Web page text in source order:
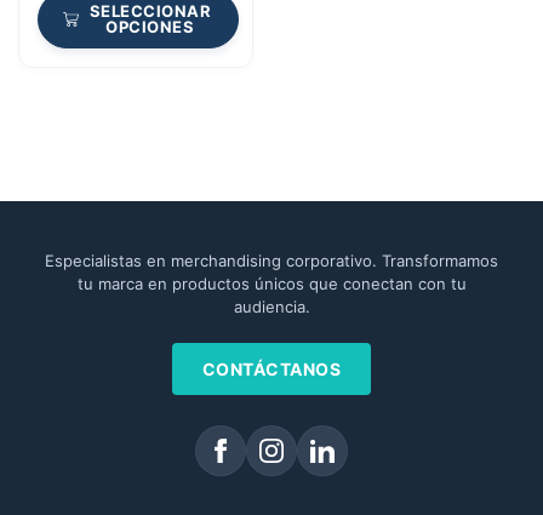
SELECCIONAR
OPCIONES
Especialistas en merchandising corporativo. Transformamos
tu marca en productos únicos que conectan con tu
audiencia.
CONTÁCTANOS